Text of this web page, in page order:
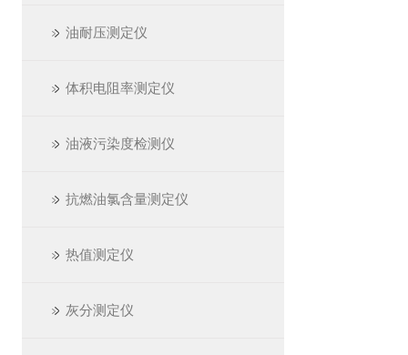
油耐压测定仪
体积电阻率测定仪
油液污染度检测仪
抗燃油氯含量测定仪
热值测定仪
灰分测定仪